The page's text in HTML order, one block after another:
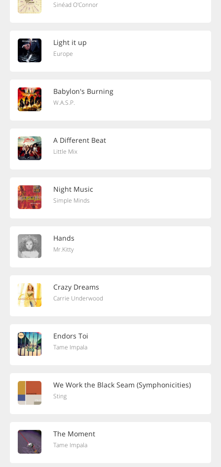
Sinéad O'Connor
Light it up
Europe
Babylon's Burning
W.A.S.P.
A Different Beat
Little Mix
Night Music
Simple Minds
Hands
Mr.Kitty
Crazy Dreams
Carrie Underwood
Endors Toi
Tame Impala
We Work the Black Seam (Symphonicities)
Sting
The Moment
Tame Impala